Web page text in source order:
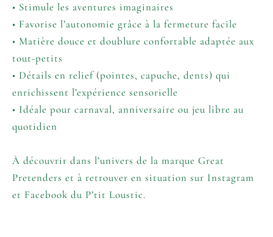
• Stimule les aventures imaginaires
• Favorise l’autonomie grâce à la fermeture facile
• Matière douce et doublure confortable adaptée aux
tout-petits
• Détails en relief (pointes, capuche, dents) qui
enrichissent l’expérience sensorielle
• Idéale pour carnaval, anniversaire ou jeu libre au
quotidien
À découvrir dans l’univers de la marque Great
Pretenders et à retrouver en situation sur Instagram
et Facebook du P’tit Loustic.